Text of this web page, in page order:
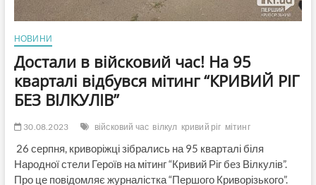
НОВИНИ
Достали в війсковий час! На 95
кварталі відбувся мітинг “КРИВИЙ РІГ
БЕЗ ВІЛКУЛІВ”
30.08.2023 війсковий час вілкул кривий ріг мітинг
26 серпня, криворіжці зібрались на 95 кварталі біля
Народної стели Героїв на мітинг “Кривий Ріг без Вілкулів”.
Про це повідомляє журналістка “Першого Криворізького”.